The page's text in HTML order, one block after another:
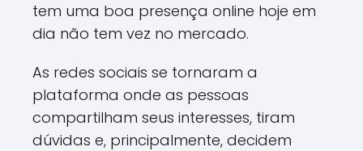
tem uma boa presença online hoje em
dia não tem vez no mercado.
As redes sociais se tornaram a
plataforma onde as pessoas
compartilham seus interesses, tiram
dúvidas e, principalmente, decidem